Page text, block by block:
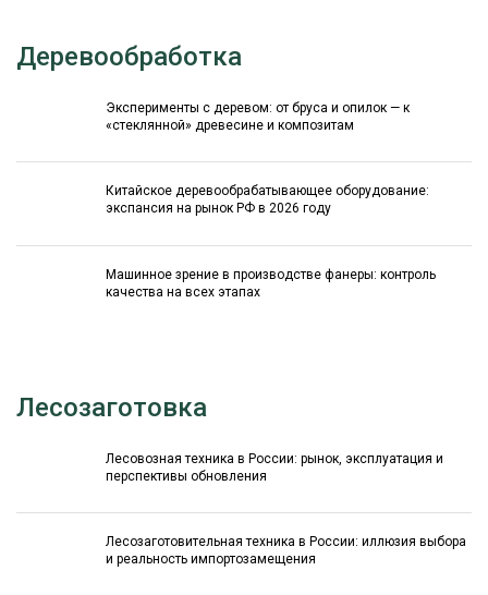
Деревообработка
Эксперименты с деревом: от бруса и опилок — к
«стеклянной» древесине и композитам
Китайское деревообрабатывающее оборудование:
экспансия на рынок РФ в 2026 году
Машинное зрение в производстве фанеры: контроль
качества на всех этапах
Лесозаготовка
Лесовозная техника в России: рынок, эксплуатация и
перспективы обновления
Лесозаготовительная техника в России: иллюзия выбора
и реальность импортозамещения